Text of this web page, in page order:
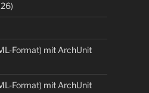
Format) mit ArchUnit
Format) mit ArchUnit